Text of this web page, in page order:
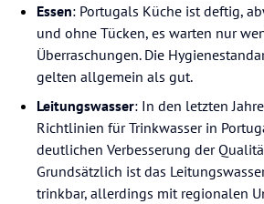
Essen: Portugals Küche ist deftig,
und ohne Tücken, es warten nur
Überraschungen. Die
gelten allgemein als gut.
Leitungswasser: In den letzten
Richtlinien für Trinkwasser in
deutlichen Verbesserung der
Grundsätzlich ist das
trinkbar, allerdings mit regionalen